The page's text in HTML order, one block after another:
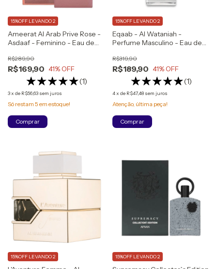
Ameerat Al Arab Prive Rose -
Asdaaf - Feminino - Eau de
R$169,90
R$289,90
41% OFF
(1)
3x de R$56,63 sem juros
15%OFF LEVANDO 2
Só restam 5 em estoque!
Comprar
Eqaab - Al Wataniah -
Perfume Masculino - Eau de
R$189,90
R$319,90
41% OFF
(1)
4x de R$47,48 sem juros
15%OFF LEVANDO 2
Atenção, última peça!
15%OFF LEVANDO 2 15%OFF LEVANDO 2